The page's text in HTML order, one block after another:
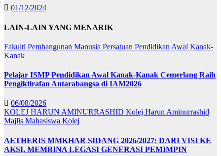
01/12/2024
LAIN-LAIN YANG MENARIK
Fakulti Pembangunan Manusia Persatuan Pendidikan Awal Kanak-
Kanak
Pelajar ISMP Pendidikan Awal Kanak-Kanak Cemerlang Raih
Pengiktirafan Antarabangsa di IAM2026
06/08/2026
KOLEJ HARUN AMINURRASHID Kolej Harun Aminurrashid
Majlis Mahasiswa Kolej
AETHERIS MMKHAR SIDANG 2026/2027: DARI VISI KE
AKSI, MEMBINA LEGASI GENERASI PEMIMPIN